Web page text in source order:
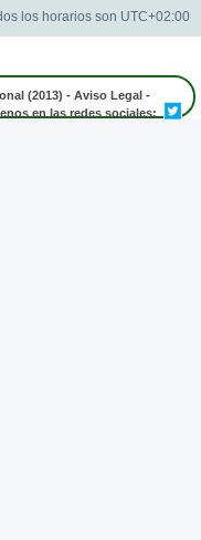
los horarios son UTC+02:00
(2013) - Aviso Legal -
en las redes sociales: